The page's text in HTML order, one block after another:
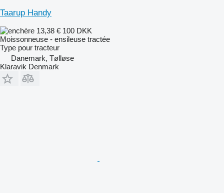
Taarup Handy
13,38 € 100 DKK
Moissonneuse - ensileuse tractée
Type pour tracteur
Danemark, Tølløse
Klaravik Denmark